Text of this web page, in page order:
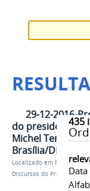
435
29-12-2016-
do presidente
Michel Temer,
Brasília/DF
Localizado em Presidência
Discursos do Presidente